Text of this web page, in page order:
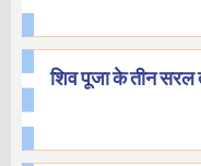
शिव पूजा के तीन